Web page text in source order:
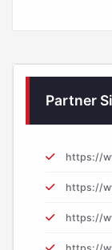
Partner
https://
https://
https://